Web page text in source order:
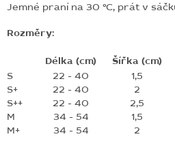
Jemné praní na 30 °C, prát v
Rozměry:
Délka (cm)
Šířka (cm)
S
22 - 40
1,5
S+
22 - 40
2
S++
22 - 40
2,5
M
34 - 54
1,5
M+
34 - 54
2